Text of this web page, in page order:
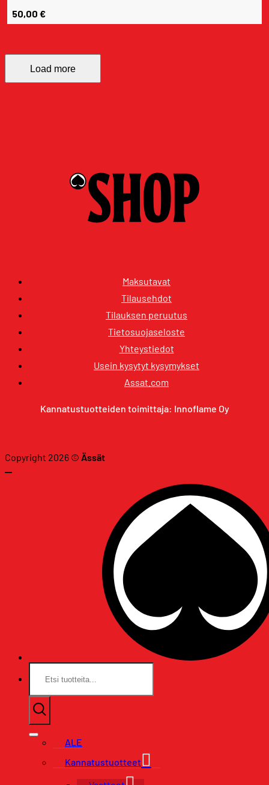
50,00 €
Load more
Maksutavat
Tilausehdot
Tilauksen peruutus
Tietosuojaseloste
Yhteystiedot
Usein kysytyt kysymykset
Assat.com
Kannatustuotteiden toimittaja: Innoflame Oy
Copyright 2026 © Ässät
Etsi:
ALE
Kannatustuotteet